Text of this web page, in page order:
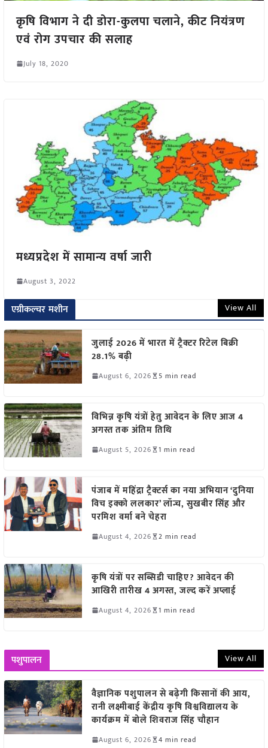
कृषि विभाग ने दी डोरा-कुलपा चलाने, कीट नियंत्रण
एवं रोग उपचार की सलाह
July 18, 2020
मध्यप्रदेश में सामान्य वर्षा जारी
August 3, 2022
एग्रीकल्चर मशीन View All
जुलाई 2026 में भारत में ट्रैक्टर रिटेल बिक्री
28.1% बढ़ी
August 6, 2026 5 min read
विभिन्न कृषि यंत्रों हेतु आवेदन के लिए आज 4
अगस्त तक अंतिम तिथि
August 5, 2026 1 min read
पंजाब में महिंद्रा ट्रैक्टर्स का नया अभियान ‘दुनिया
विच इक्को ललकार’ लॉन्च, सुखबीर सिंह और
परमिश वर्मा बने चेहरा
August 4, 2026 2 min read
कृषि यंत्रों पर सब्सिडी चाहिए? आवेदन की
आखिरी तारीख 4 अगस्त, जल्द करें अप्लाई
August 4, 2026 1 min read
पशुपालन View All
वैज्ञानिक पशुपालन से बढ़ेगी किसानों की आय,
रानी लक्ष्मीबाई केंद्रीय कृषि विश्वविद्यालय के
कार्यक्रम में बोले शिवराज सिंह चौहान
August 6, 2026 4 min read